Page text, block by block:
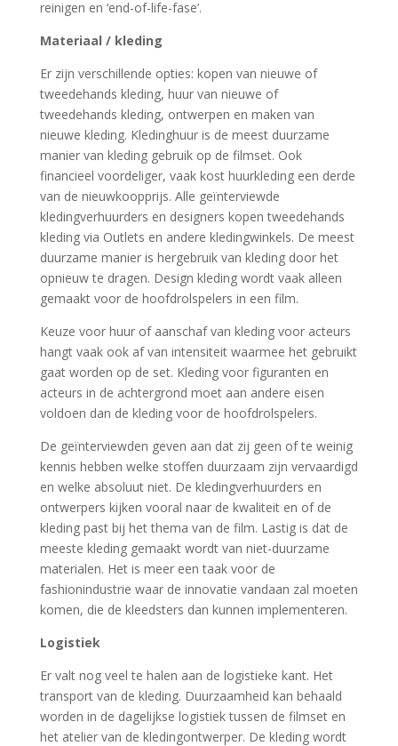
reinigen en ‘end-of-life-fase’.
Materiaal / kleding
Er zijn verschillende opties: kopen van nieuwe of
tweedehands kleding, huur van nieuwe of
tweedehands kleding, ontwerpen en maken van
nieuwe kleding. Kledinghuur is de meest duurzame
manier van kleding gebruik op de filmset. Ook
financieel voordeliger, vaak kost huurkleding een derde
van de nieuwkoopprijs. Alle geïnterviewde
kledingverhuurders en designers kopen tweedehands
kleding via Outlets en andere kledingwinkels. De meest
duurzame manier is hergebruik van kleding door het
opnieuw te dragen. Design kleding wordt vaak alleen
gemaakt voor de hoofdrolspelers in een film.
Keuze voor huur of aanschaf van kleding voor acteurs
hangt vaak ook af van intensiteit waarmee het gebruikt
gaat worden op de set. Kleding voor figuranten en
acteurs in de achtergrond moet aan andere eisen
voldoen dan de kleding voor de hoofdrolspelers.
De geïnterviewden geven aan dat zij geen of te weinig
kennis hebben welke stoffen duurzaam zijn vervaardigd
en welke absoluut niet. De kledingverhuurders en
ontwerpers kijken vooral naar de kwaliteit en of de
kleding past bij het thema van de film. Lastig is dat de
meeste kleding gemaakt wordt van niet-duurzame
materialen. Het is meer een taak voor de
fashionindustrie waar de innovatie vandaan zal moeten
komen, die de kleedsters dan kunnen implementeren.
Logistiek
Er valt nog veel te halen aan de logistieke kant. Het
transport van de kleding. Duurzaamheid kan behaald
worden in de dagelijkse logistiek tussen de filmset en
het atelier van de kledingontwerper. De kleding wordt